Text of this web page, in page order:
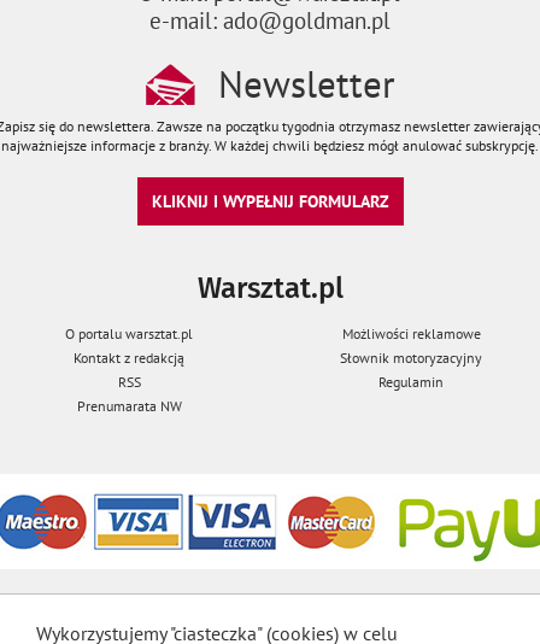
e-mail: ado@goldman.pl
Newsletter
się do newslettera. Zawsze na początku tygodnia otrzymasz newsletter
najważniejsze informacje z branży. W każdej chwili będziesz mógł anulować subskrypcję.
KLIKNIJ I WYPEŁNIJ FORMULARZ
Warsztat.pl
O portalu warsztat.pl
Możliwości reklamowe
Kontakt z redakcją
Słownik motoryzacyjny
RSS
Regulamin
Prenumarata NW
Wykorzystujemy "ciasteczka" (cookies) w celu